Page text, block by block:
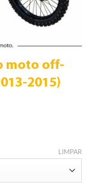
moto off-
2015)
LIMPAR